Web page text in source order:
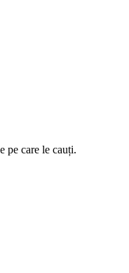
pe care le cauți.